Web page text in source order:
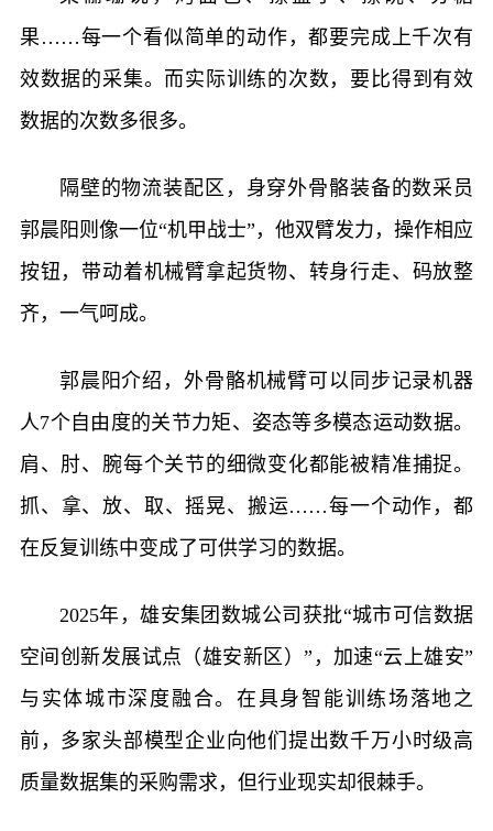
果……每一个看似简单的动作，都要完成上千次有
效数据的采集。而实际训练的次数，要比得到有效
数据的次数多很多。
隔壁的物流装配区，身穿外骨骼装备的数采员
郭晨阳则像一位“机甲战士”，他双臂发力，操作相应
按钮，带动着机械臂拿起货物、转身行走、码放整
齐，一气呵成。
郭晨阳介绍，外骨骼机械臂可以同步记录机器
人7个自由度的关节力矩、姿态等多模态运动数据。
肩、肘、腕每个关节的细微变化都能被精准捕捉。
抓、拿、放、取、摇晃、搬运……每一个动作，都
在反复训练中变成了可供学习的数据。
2025年，雄安集团数城公司获批“城市可信数据
空间创新发展试点（雄安新区）”，加速“云上雄安”
与实体城市深度融合。在具身智能训练场落地之
前，多家头部模型企业向他们提出数千万小时级高
质量数据集的采购需求，但行业现实却很棘手。